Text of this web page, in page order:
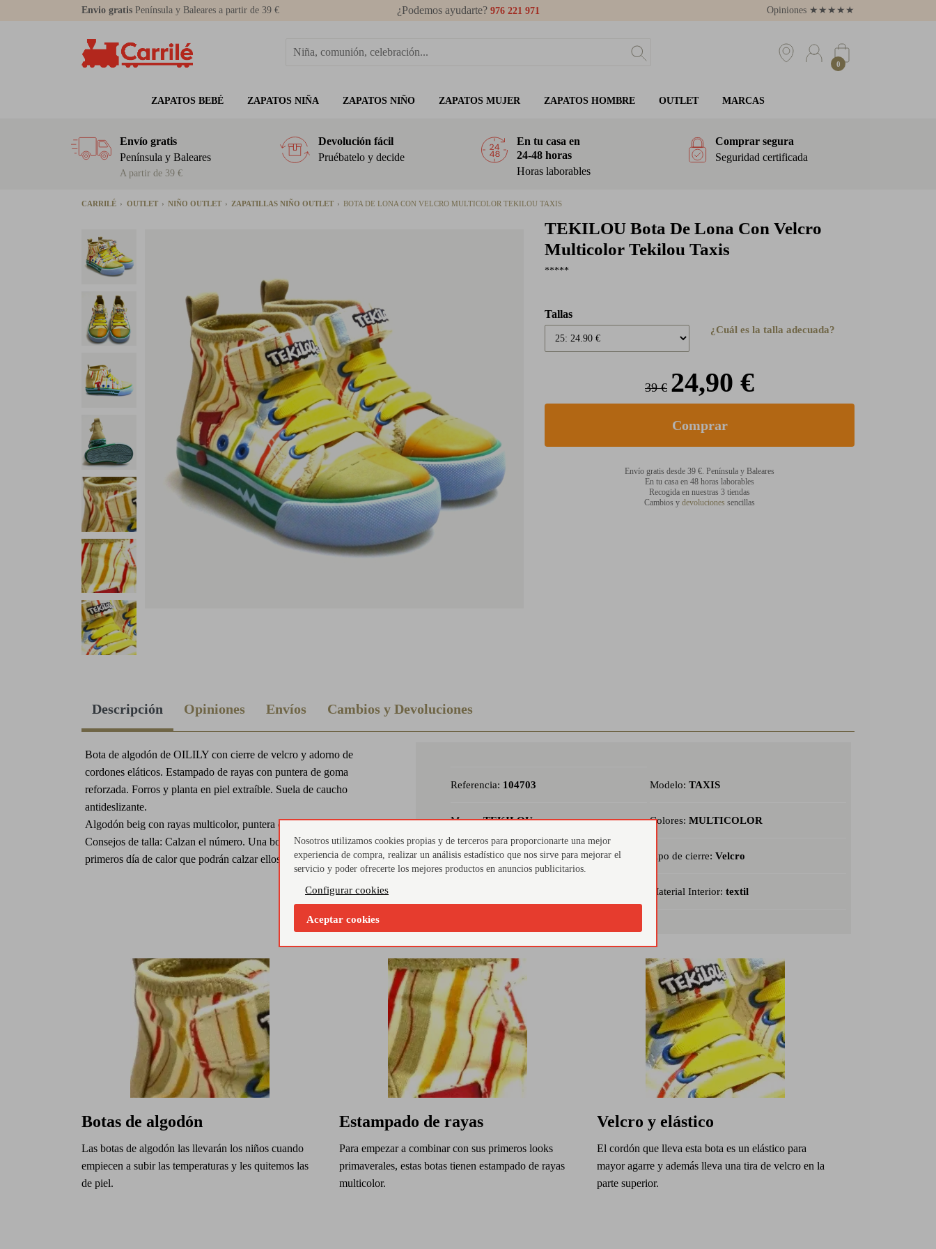
Envio gratis Península y Baleares a partir de 39 € ¿Podemos ayudarte? 976 221 971 Opiniones ★ ★ ★ ★ ★
0
ZAPATOS BEBÉ ZAPATOS NIÑA ZAPATOS NIÑO ZAPATOS MUJER ZAPATOS HOMBRE OUTLET MARCAS
Envío gratis
Península y Baleares
A partir de 39 €
Devolución fácil
Pruébatelo y decide
En tu casa en
24-48 horas
Horas laborables
Comprar segura
Seguridad certificada
CARRILÉ OUTLET NIÑO OUTLET ZAPATILLAS NIÑO OUTLET BOTA DE LONA CON VELCRO MULTICOLOR TEKILOU TAXIS
TEKILOU Bota De Lona Con Velcro
Multicolor Tekilou Taxis
*****
Tallas
¿Cuál es la talla adecuada?
39 € 24,90 €
Envío gratis desde 39 €. Península y Baleares
En tu casa en 48 horas laborables
Recogida en nuestras 3 tiendas
Cambios y devoluciones sencillas
Descripción Opiniones Envíos Cambios y Devoluciones
Referencia: 104703 Modelo: TAXIS
Marca:TEKILOU Colores: MULTICOLOR
Material Piso:GOMA Tipo de cierre: Velcro
Material Interior: textil
Bota de algodón de OILILY con cierre de velcro y adorno de
cordones eláticos. Estampado de rayas con puntera de goma
reforzada. Forros y planta en piel extraíble. Suela de caucho
antideslizante.
Algodón beig con rayas multicolor, puntera en naranja y verde.
Consejos de talla: Calzan el número. Una bota de algodón para los
primeros día de calor que podrán calzar ellos solos gracias al velcro.
Botas de algodón
Las botas de algodón las llevarán los niños cuando
empiecen a subir las temperaturas y les quitemos las
de piel.
Estampado de rayas
Para empezar a combinar con sus primeros looks
primaverales, estas botas tienen estampado de rayas
multicolor.
Velcro y elástico
El cordón que lleva esta bota es un elástico para
mayor agarre y además lleva una tira de velcro en la
parte superior.
Nosotros utilizamos cookies propias y de terceros para proporcionarte una mejor
experiencia de compra, realizar un análisis estadístico que nos sirve para mejorar el
servicio y poder ofrecerte los mejores productos en anuncios publicitarios.
Configurar cookies
Aceptar cookies